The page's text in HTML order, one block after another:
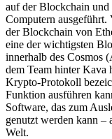
auf der Blockchain
Computern
der Blockchain von
eine der wichtigsten
innerhalb des Cosmos
dem Team hinter
Krypto-Protokoll
Funktion ausführen
Software, das zum
genutzt werden kann
Welt.